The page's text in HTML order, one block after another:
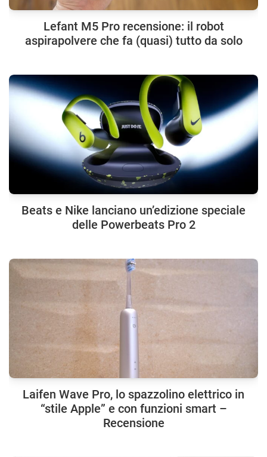
Lefant M5 Pro recensione: il robot
aspirapolvere che fa (quasi) tutto da solo
Beats e Nike lanciano un’edizione speciale
delle Powerbeats Pro 2
Laifen Wave Pro, lo spazzolino elettrico in
“stile Apple” e con funzioni smart –
Recensione